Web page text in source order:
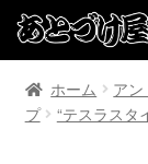
ホーム
ア
プ
“テスラスタ